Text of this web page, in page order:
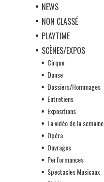
NEWS
NON CLASSÉ
PLAYTIME
SCÈNES/EXPOS
Cirque
Danse
Dossiers/Hommages
Entretiens
Expositions
La vidéo de la semaine
Opéra
Ouvrages
Performances
Spectacles Musicaux